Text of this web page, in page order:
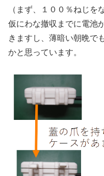
（まず、１００％ねじを
仮にわな撤収までに電池
きますし、薄暗い朝晩で
かと思っています。